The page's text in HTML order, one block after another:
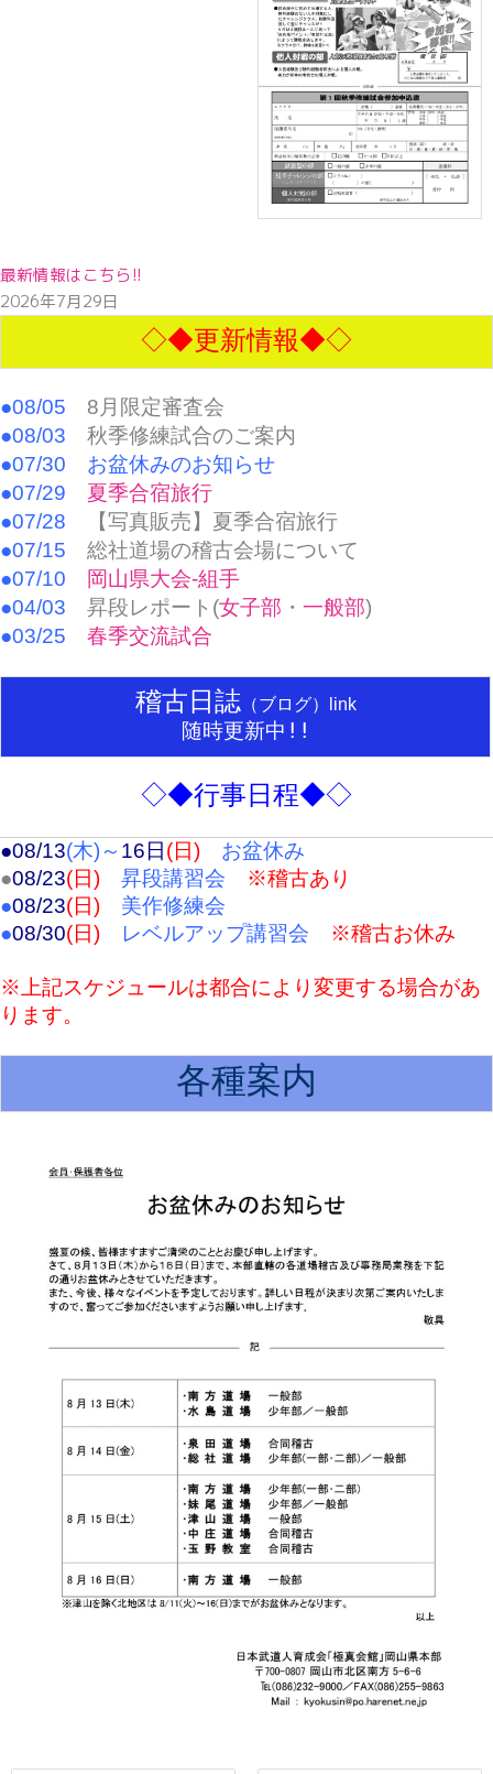
最新情報はこちら!!
2026年7月29日
◇◆更新情報◆◇
●08/05 8月限定審査会
●08/03 秋季修練試合のご案内
●07/30 お盆休みのお知らせ
●07/29 夏季合宿旅行
●07/28
【写真販売】夏季合宿旅行
●07/15 総社道場の稽古会場について
●07/10 岡山県大会-組手
●04/03 昇段レポート(女子部 ・ 一般部)
●03/25 春季交流試合
稽古日誌（ブログ）link
随時更新中!!
◇◆行事日程◆◇
●08/13(木)～ 16日 (日) お盆休み
●08/23(日) 昇段講習会 ※稽古あり
●08/23(日) 美作修練会
●08/30(日) レベルアップ講習会 ※稽古お休み
※上記スケジュールは都合により変更する場合があ
ります。
各種案内